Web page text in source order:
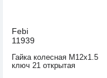
Febi
11939
Гайка колесная М12х1.5
ключ 21 открытая